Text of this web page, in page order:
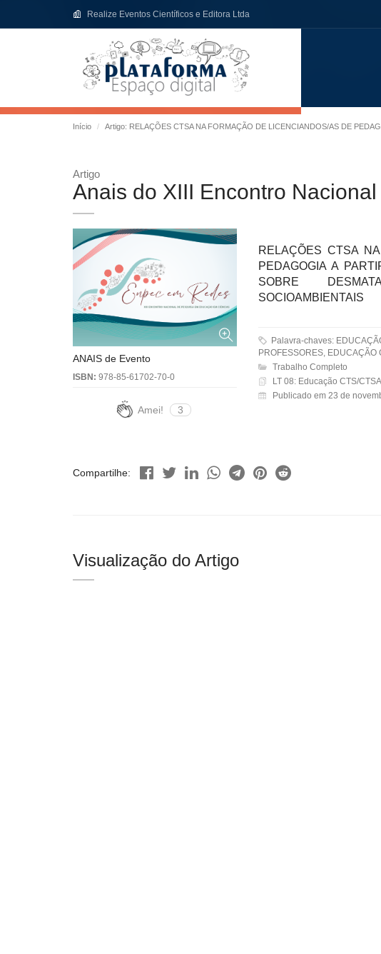
Realize Eventos Científicos e Editora Ltda
Início Artigo: RELAÇÕES CTSA NA FORMAÇÃO DE LICENCIANDOS/AS DE
Artigo
Anais do XIII Encontro
ANAIS de Evento
ISBN: 978-85-61702-70-0
Amei! 3
RELAÇÕES CTSA
PEDAGOGIA A
SOBRE
SOCIOAMBIENTAIS
Palavra-chaves:
PROFESSORES, EDUCAÇÃO
Trabalho Completo
LT 08: Educação CTS/
Publicado em 23 de
Compartilhe:
Visualização do Artigo